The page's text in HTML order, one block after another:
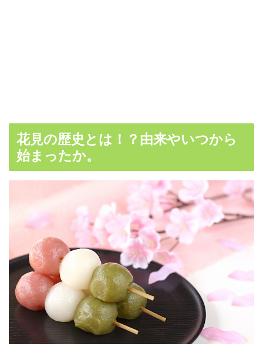
花見の歴史とは！？由来やいつから
始まったか。